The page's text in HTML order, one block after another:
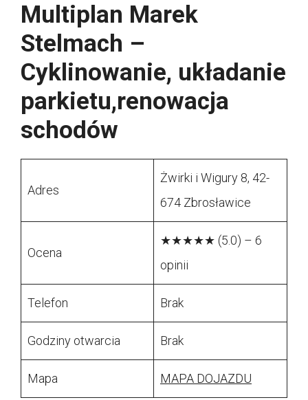
Multiplan Marek
Stelmach –
Cyklinowanie, układanie
parkietu,renowacja
schodów
Adres
Żwirki i Wigury 8, 42-
674 Zbrosławice
Ocena
★★★★★ (5.0) – 6
opinii
Telefon Brak
Godziny otwarcia Brak
Mapa MAPA DOJAZDU